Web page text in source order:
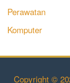
Perawatan
Komputer
Copyright ©